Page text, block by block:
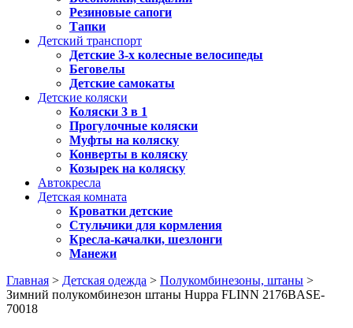
Резиновые сапоги
Тапки
Детский транспорт
Детские 3-х колесные велосипеды
Беговелы
Детские самокаты
Детские коляски
Коляски 3 в 1
Прогулочные коляски
Муфты на коляску
Конверты в коляску
Козырек на коляску
Автокресла
Детская комната
Кроватки детские
Стульчики для кормления
Кресла-качалки, шезлонги
Манежи
Главная > Детская одежда > Полукомбинезоны, штаны >
Зимний полукомбинезон штаны Huppa FLINN 2176BASE-
70018